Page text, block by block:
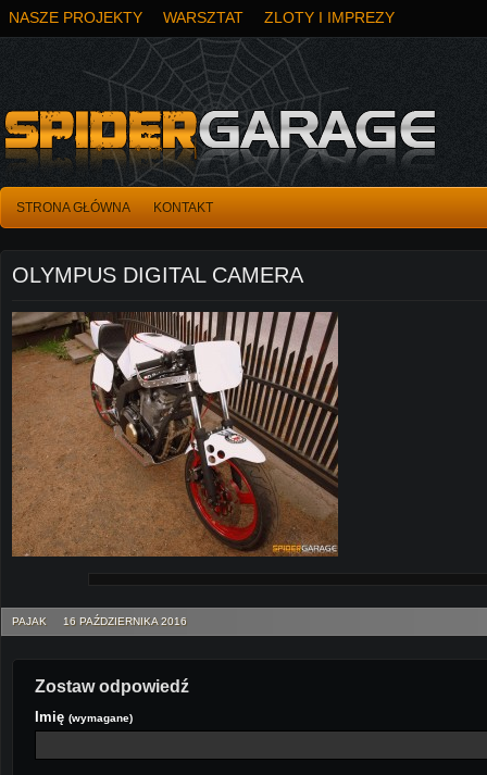
NASZE PROJEKTY WARSZTAT ZLOTY I IMPREZY
STRONA GŁÓWNA KONTAKT
OLYMPUS DIGITAL CAMERA
PAJAK 16 PAŹDZIERNIKA 2016
Zostaw odpowiedź
Imię (wymagane)